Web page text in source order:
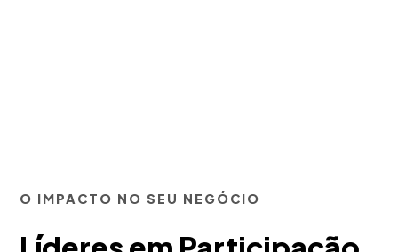
O IMPACTO NO SEU NEGÓCIO